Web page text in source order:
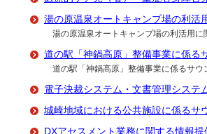
湯の原温泉オートキャンプ場の利活
湯の原温泉オートキャンプ場の利活用に
道の駅「神鍋高原」整備事業に係る
道の駅「神鍋高原」整備事業に係るサウ
電子決裁システム・文書管理システ
城崎地域における公共施設に係るサ
DXアセスメント業務に関する情報